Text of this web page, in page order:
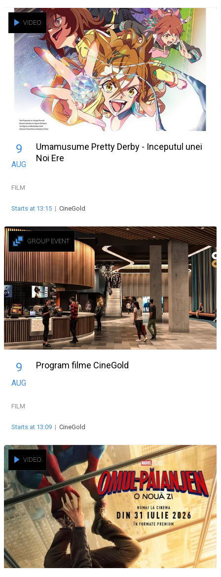
VIDEO
9
AUG
Umamusume Pretty Derby - Inceputul unei
Noi Ere
FILM
Starts at 13:15 | CineGold
GROUP EVENT
9
AUG
Program filme CineGold
FILM
Starts at 13:09 | CineGold
VIDEO